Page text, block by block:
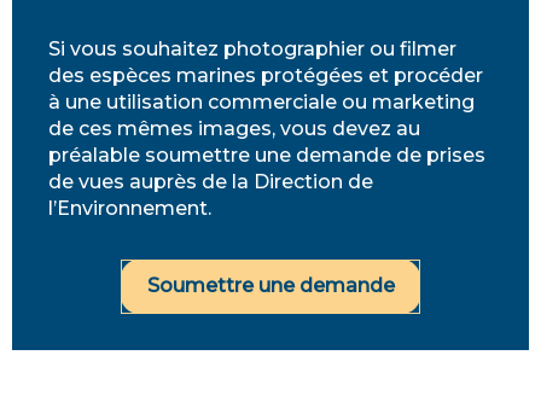
Si vous souhaitez photographier ou filmer
des espèces marines protégées et procéder
à une utilisation commerciale ou marketing
de ces mêmes images, vous devez au
préalable soumettre une demande de prises
de vues auprès de la Direction de
l’Environnement.
Soumettre une demande